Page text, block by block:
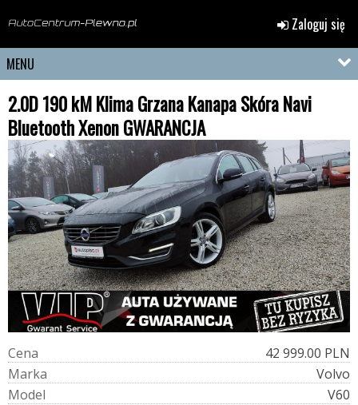
Zaloguj się
MENU
2.0D 190 kM Klima Grzana Kanapa Skóra Navi
Bluetooth Xenon GWARANCJA
Cena
42 999.00 PLN
Marka
Volvo
Model
V60